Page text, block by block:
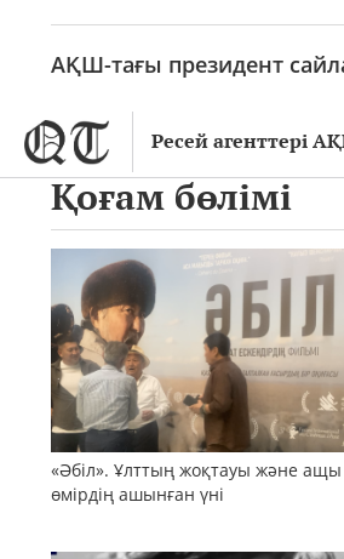
Ресей агенттері
АҚШ-тағы президент
Қоғам бөлімі
«Әбіл». Ұлттың жоқтауы және ащы
өмірдің ашынған үні